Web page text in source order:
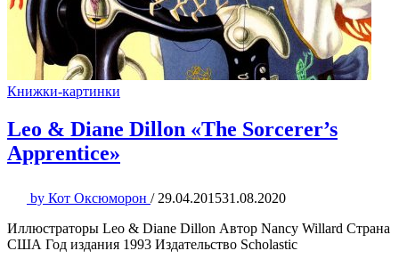
Книжки-картинки
Leo & Diane Dillon «The Sorcerer’s
Apprentice»
by Кот Оксюморон / 29.04.201531.08.2020
Иллюстраторы Leo & Diane Dillon Автор Nancy Willard Страна
США Год издания 1993 Издательство Scholastic